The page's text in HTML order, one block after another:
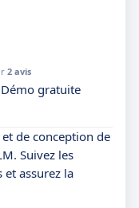
2 avis
Démo gratuite
de conception de
Suivez les
assurez la